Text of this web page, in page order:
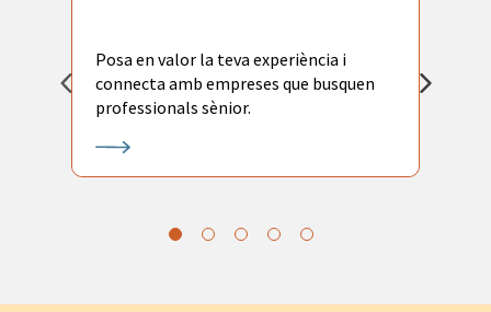
Posa en valor la teva experiència i
connecta amb empreses que busquen
professionals sènior.